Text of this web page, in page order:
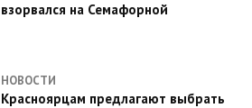
взорвался на Семафорной
НОВОСТИ
Красноярцам предлагают выбрать